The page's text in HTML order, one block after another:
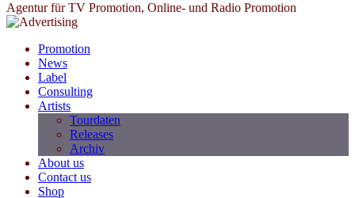
Agentur für TV Promotion, Online- und Radio Promotion
Promotion
News
Label
Consulting
Artists
Tourdaten
Releases
Archiv
About us
Contact us
Shop